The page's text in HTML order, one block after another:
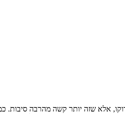
מהרבה סיבות. כמה מהן אני כותבת כאן: 1.